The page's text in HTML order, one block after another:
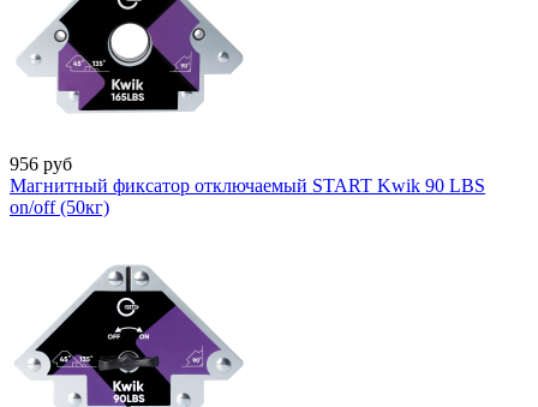
956 руб
Магнитный фиксатор отключаемый START Kwik 90 LBS
on/off (50кг)